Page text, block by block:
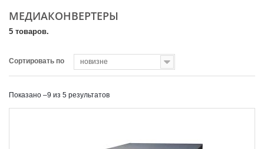
МЕДИАКОНВЕРТЕРЫ
5 товаров.
Сортировать по новизне
Показано –9 из 5 результатов